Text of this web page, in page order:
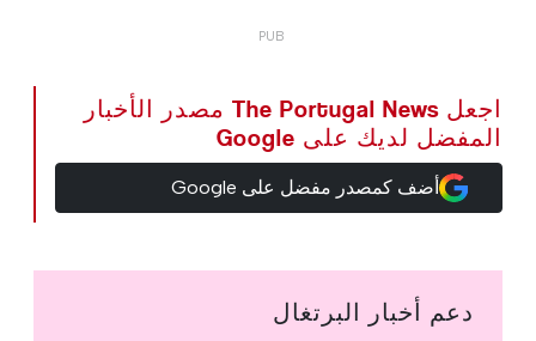
اجعل The Portugal News مصدر الأخبار
المفضل لديك على Google
أضف كمصدر مفضل على Google
دعم أخبار البرتغال